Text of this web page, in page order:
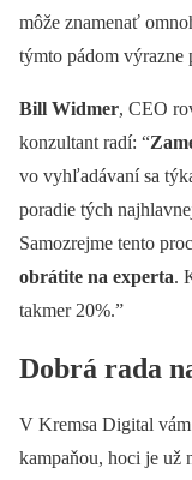
môže znamenať
týmto pádom výrazne
Bill Widmer, CEO
konzultant radí: “
vo vyhľadávaní sa
poradie tých
Samozrejme tento
obrátite na experta.
takmer 20%.”
Dobrá rada
V Kremsa Digital
kampaňou, hoci je už